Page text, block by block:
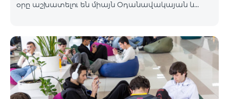
օրը աշխատելու են միայն Օդանավակայան և
Վաճառքի և սպասարկման կենտրոնները կլինեն
փակ։